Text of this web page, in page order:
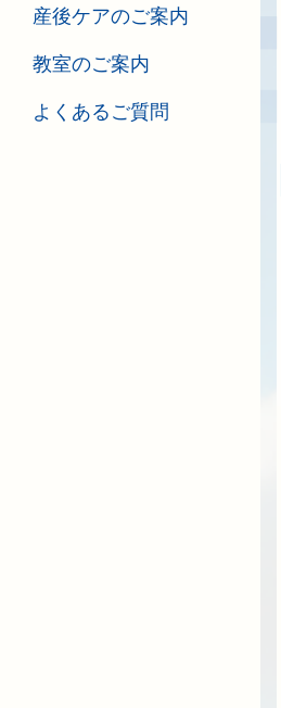
産後ケアのご案内
教室のご案内
よくあるご質問